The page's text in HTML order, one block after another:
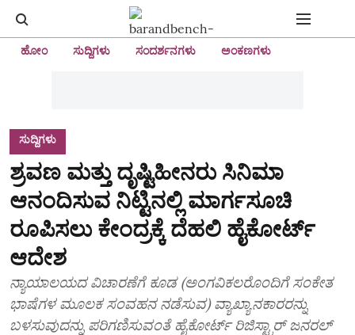
ಹೋಂ ಸುದ್ದಿಗಳು ಸಂದರ್ಶನಗಳು ಅಂಕಣಗಳು
ಸುದ್ದಿಗಳು
ಶ್ರವಣ ಮತ್ತು ದೃಷ್ಟಿಹೀನರು ಸಿನಿಮಾ
ಆನಂದಿಸುವ ನಿಟ್ಟಿನಲ್ಲಿ ಮಾರ್ಗಸೂಚಿ
ರೂಪಿಸಲು ಕೇಂದ್ರಕ್ಕೆ ದೆಹಲಿ ಹೈಕೋರ್ಟ್
ಆದೇಶ
ನ್ಯಾಯಾಲಯದ ವಿಚಾರಣೆಗೆ ಕೂಡ (ಅಂಗವಿಕಲರೊಂದಿಗೆ ಸಂಕೇತ
ಭಾಷೆಗಳ ಮೂಲಕ ಸಂವಹನ ನಡೆಸುವ) ವ್ಯಾಖ್ಯಾನಕಾರರನ್ನು
ಬಳಸುವುದನ್ನು ಪರಿಗಣಿಸುವಂತೆ ಹೈಕೋರ್ಟ್ ರಿಜಿಸ್ಟ್ರಾರ್ ಜನರಲ್